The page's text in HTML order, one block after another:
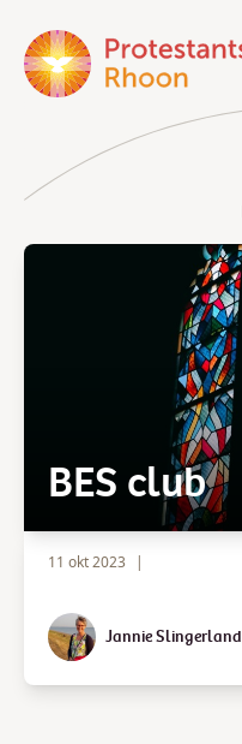
BES club
11 okt 2023 |
Jannie Slingerland